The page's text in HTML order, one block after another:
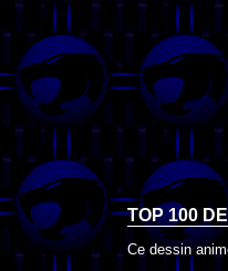
TOP 100
Ce dessin